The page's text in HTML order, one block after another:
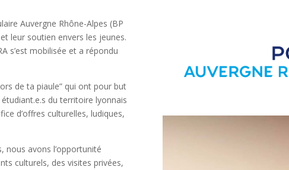
Auvergne Rhône-Alpes (BP
leur soutien envers les jeunes.
s’est mobilisée et a répondu
de ta piaule” qui ont pour but
du territoire lyonnais
d’offres culturelles, ludiques,
nous avons l’opportunité
culturels, des visites privées,